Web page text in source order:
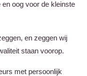
oog voor de kleinste
en zeggen wij
staan voorop.
met persoonlijk